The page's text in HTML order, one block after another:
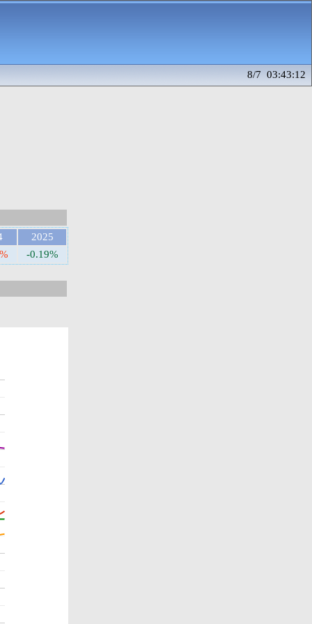
8/7 03:43:12
2025
-0.19%